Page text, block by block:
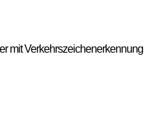
mit Verkehrszeichenerkennung